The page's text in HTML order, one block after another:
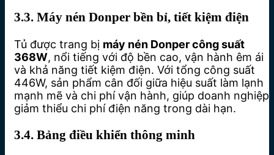
3.3. Máy nén Donper bền bỉ, tiết kiệm điện
Tủ được trang bị máy nén Donper công suất
368W, nổi tiếng với độ bền cao, vận hành êm ái
và khả năng tiết kiệm điện. Với tổng công suất
446W, sản phẩm cân đối giữa hiệu suất làm lạnh
mạnh mẽ và chi phí vận hành, giúp doanh nghiệp
giảm thiểu chi phí điện năng trong dài hạn.
3.4. Bảng điều khiển thông minh